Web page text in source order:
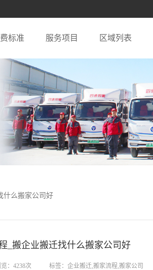
标准 服务项目 区域列表
什么搬家公司好
_搬企业搬迁找什么搬家公司好
：4238次 标签：企业搬迁,搬家流程,搬家公司